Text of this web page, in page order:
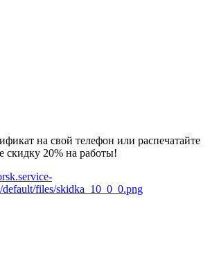
на свой телефон или распечатайте
скидку 20% на работы!
default/files/skidka_10_0_0.png